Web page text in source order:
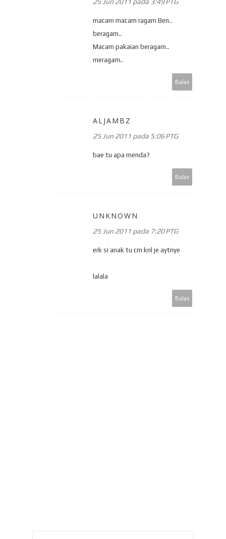
macam macam ragam Ben..
beragam..
Macam pakaian beragam..
meragam..
Balas
ALJAMBZ
25 Jun 2011 pada 5:06 PTG
bae tu apa menda?
Balas
UNKNOWN
25 Jun 2011 pada 7:20 PTG
erk si anak tu cm knl je aytnye
lalala
Balas